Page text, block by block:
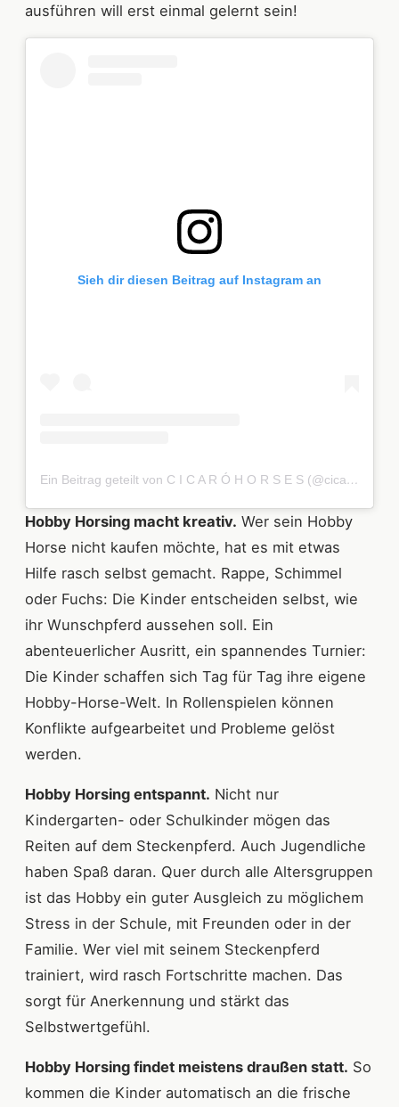
ausführen will erst einmal gelernt sein!
Sieh dir diesen Beitrag auf Instagram an
Ein Beitrag geteilt von C I C A R Ó H O R S E S (@cicarohorses)
Hobby Horsing macht kreativ. Wer sein Hobby
Horse nicht kaufen möchte, hat es mit etwas
Hilfe rasch selbst gemacht. Rappe, Schimmel
oder Fuchs: Die Kinder entscheiden selbst, wie
ihr Wunschpferd aussehen soll. Ein
abenteuerlicher Ausritt, ein spannendes Turnier:
Die Kinder schaffen sich Tag für Tag ihre eigene
Hobby-Horse-Welt. In Rollenspielen können
Konflikte aufgearbeitet und Probleme gelöst
werden.
Hobby Horsing entspannt. Nicht nur
Kindergarten- oder Schulkinder mögen das
Reiten auf dem Steckenpferd. Auch Jugendliche
haben Spaß daran. Quer durch alle Altersgruppen
ist das Hobby ein guter Ausgleich zu möglichem
Stress in der Schule, mit Freunden oder in der
Familie. Wer viel mit seinem Steckenpferd
trainiert, wird rasch Fortschritte machen. Das
sorgt für Anerkennung und stärkt das
Selbstwertgefühl.
Hobby Horsing findet meistens draußen statt. So
kommen die Kinder automatisch an die frische